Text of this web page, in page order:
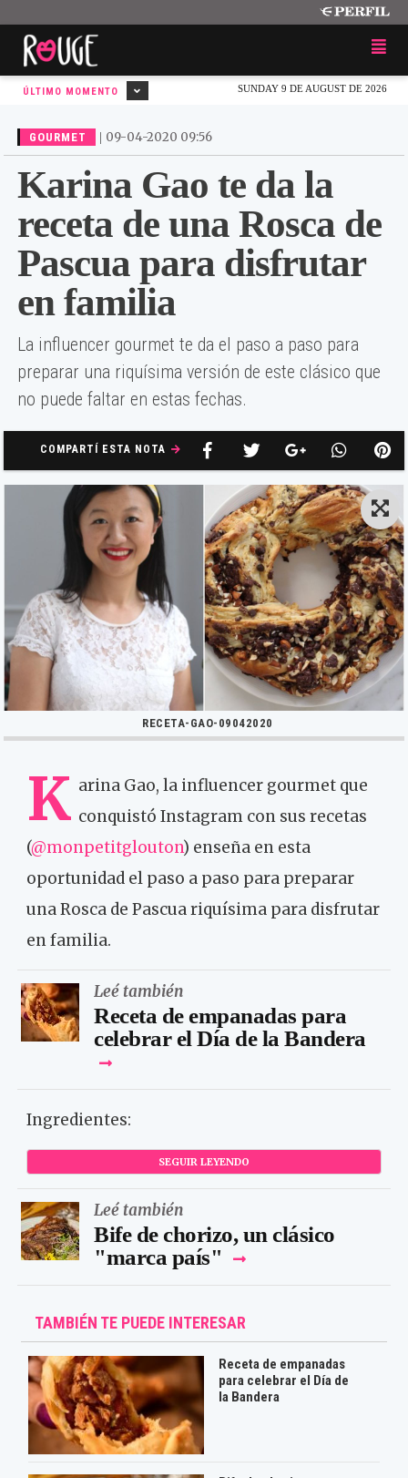
SUNDAY 9 DE AUGUST DE 2026
ÚLTIMO MOMENTO
GOURMET | 09-04-2020 09:56
Karina Gao te da la
receta de una Rosca de
Pascua para disfrutar
en familia
La influencer gourmet te da el paso a paso para
preparar una riquísima versión de este clásico que
no puede faltar en estas fechas.
COMPARTÍ ESTA NOTA
RECETA-GAO-09042020
K arina Gao, la influencer gourmet que
conquistó Instagram con sus recetas
(@monpetitglouton) enseña en esta
oportunidad el paso a paso para preparar
una Rosca de Pascua riquísima para disfrutar
en familia.
Leé también
Receta de empanadas para
celebrar el Día de la Bandera
Ingredientes:
SEGUIR LEYENDO
Leé también
Bife de chorizo, un clásico
"marca país"
TAMBIÉN TE PUEDE INTERESAR
Receta de empanadas
para celebrar el Día de
la Bandera